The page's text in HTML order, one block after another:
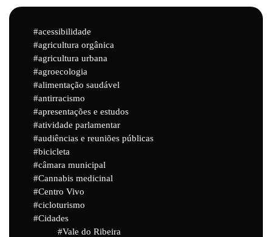
acessibilidade
agricultura orgânica
agricultura urbana
agroecologia
alimentação saudável
antirracismo
apresentações e estudos
atividade parlamentar
audiências e reuniões públicas
bicicleta
câmara municipal
Cannabis medicinal
Centro Vivo
cicloturismo
Cidades
Vale do Ribeira